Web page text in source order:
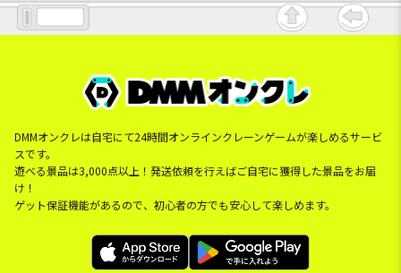
DMMオンクレは自宅にて24時間オンラインクレーンゲームが楽しめるサービ
スです。
遊べる景品は3,000点以上！発送依頼を行えばご自宅に獲得した景品をお届
け！
ゲット保証機能があるので、初心者の方でも安心して楽しめます。